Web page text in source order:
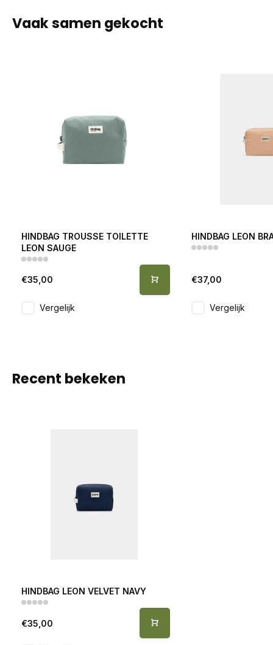
Vaak samen gekocht
HINDBAG TROUSSE TOILETTE
LEON SAUGE
€35,00
Vergelijk
HINDBAG LEON
€37,00
Vergelijk
Recent bekeken
HINDBAG LEON VELVET NAVY
€35,00